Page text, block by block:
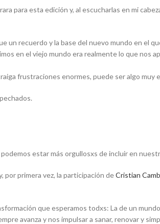
para esta edición y, al escucharlas en mi
recuerdo y la base del nuevo mundo en el
en el viejo mundo era realmente lo que nos
frustraciones enormes, puede ser algo muy
estar más orgullosxs de incluir en
por primera vez, la participación deCristian
que esperamos todxs: La de un
avanza y nos impulsar a sanar, renovar y